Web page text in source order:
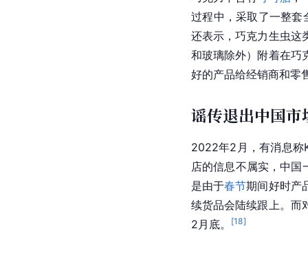
过程中，采取了一整套
还表示，巧克力生虫这
和玻璃除外）附着在巧
好的产品给经销商和零
谣传退出中国市
2022年2月，有消息称
店的信息不属实，中国
是由于春节期间好时产
续货品会陆续跟上。而
2月底。
[18]